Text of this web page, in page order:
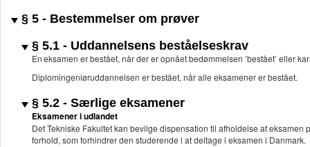
§ 5 - Bestemmelser om prøver
§ 5.1 - Uddannelsens beståelseskrav
En eksamen er bestået, når der er opnået bedømmelsen ’bestået’ eller
Diplomingeniøruddannelsen er bestået, når alle eksamener er bestået.
§ 5.2 - Særlige eksamener
Eksamener i udlandet
Det Tekniske Fakultet kan bevilge dispensation til afholdelse af
forhold, som forhindrer den studerende i at deltage i eksamen i Danmark.